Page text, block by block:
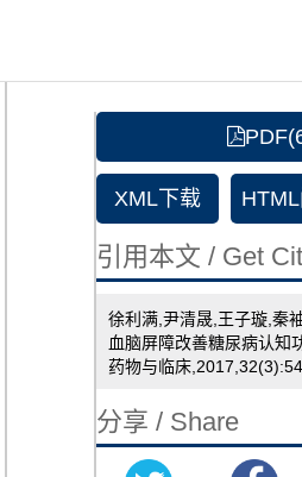
XML下载
引用本文 / Get
徐利满,尹清晟,王子璇,秦
血脑屏障改善糖尿病认知
药物与临床
分享 / Share